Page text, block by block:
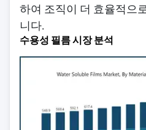
하여 조직이 더 효율적으
니다.
수용성 필름 시장 분석